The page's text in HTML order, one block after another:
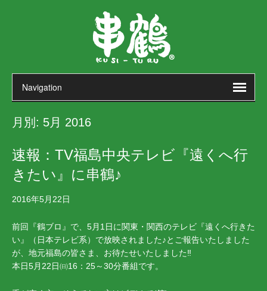
月別: 5月 2016
速報：TV福島中央テレビ『遠くへ行
きたい』に串鶴♪
2016年5月22日
前回『鶴ブロ』で、5月1日に関東・関西のテレビ『遠くへ行きた
い』（日本テレビ系）で放映されました♪とご報告いたしました
が、地元福島の皆さま、お待たせいたしました‼
本日5月22日㈰16：25～30分番組です。